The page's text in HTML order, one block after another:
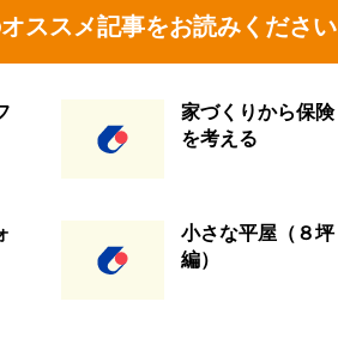
ススメ記事をお読みください
家づくりから保険
を考える
小さな平屋（８坪
編）